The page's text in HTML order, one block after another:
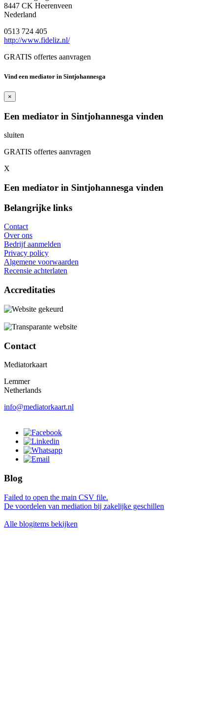
8447 CK Heerenveen
Nederland
0513 724 405
http://www.fideliz.nl/
GRATIS offertes aanvragen
Vind een mediator in Sintjohannesga
×
Een mediator in Sintjohannesga vinden
sluiten
GRATIS offertes aanvragen
X
Een mediator in Sintjohannesga vinden
Belangrijke links
Contact
Over ons
Bedrijf aanmelden
Privacy policy
Algemene voorwaarden
Recensie achterlaten
Accreditaties
Contact
Mediatorkaart
Lemmer
Netherlands
info@mediatorkaart.nl
Blog
Failed to open the main CSV file.
De voordelen van mediation bij zakelijke geschillen
Alle blogitems bekijken